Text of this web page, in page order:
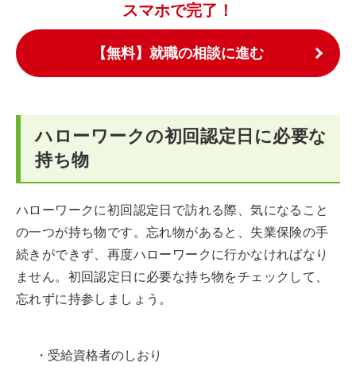
スマホで完了！
【無料】就職の相談に進む
ハローワークの初回認定日に必要な
持ち物
ハローワークに初回認定日で訪れる際、気になること
の一つが持ち物です。忘れ物があると、失業保険の手
続きができず、再度ハローワークに行かなければなり
ません。初回認定日に必要な持ち物をチェックして、
忘れずに持参しましょう。
・受給資格者のしおり